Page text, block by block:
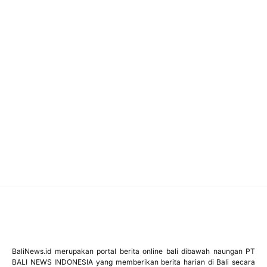
BaliNews.id merupakan portal berita online bali dibawah naungan PT
BALI NEWS INDONESIA yang memberikan berita harian di Bali secara